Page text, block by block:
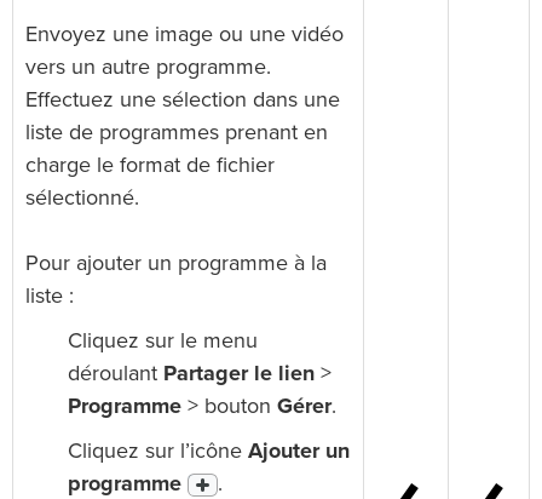
Envoyez une image ou une vidéo
vers un autre programme.
Effectuez une sélection dans une
liste de programmes prenant en
charge le format de fichier
sélectionné.
Pour ajouter un programme à la
liste :
Cliquez sur le menu
déroulant Partager le lien >
Programme > bouton Gérer.
Cliquez sur l’icône Ajouter un
programme
.